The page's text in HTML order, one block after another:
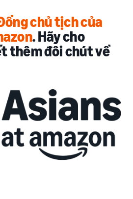
chủ tịch của
. Hãy cho
thêm đôi chút về